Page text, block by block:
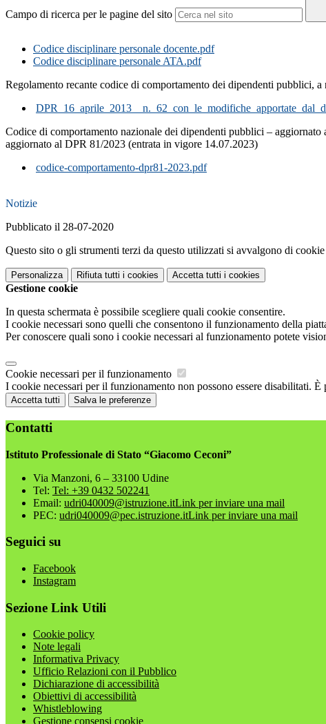
Campo di ricerca per le pagine del sito
Codice disciplinare personale docente.pdf
Codice disciplinare personale ATA.pdf
Regolamento recante codice di comportamento dei dipendenti pubblici,
Codice di comportamento nazionale dei dipendenti pubblici –
aggiornato al DPR 81/2023 (entrata in vigore 14.07.2023)
codice-comportamento-dpr81-2023.pdf
Notizie
Pubblicato il 28-07-2020
Questo sito o gli strumenti terzi da questo utilizzati si avvalgono di
Personalizza Rifiuta tutti i cookies Accetta tutti i cookies
Gestione cookie
In questa schermata è possibile scegliere quali cookie consentire.
I cookie necessari sono quelli che consentono il funzionamento della
Per conoscere quali sono i cookie necessari al funzionamento potete
Cookie necessari per il funzionamento
I cookie necessari per il funzionamento non possono essere disabilitati.
Accetta tutti Salva le preferenze
Contatti
Istituto Professionale di Stato “Giacomo Ceconi”
Via Manzoni, 6 – 33100 Udine
Tel: Tel: +39 0432 502241
Email: udri040009@istruzione.itLink per inviare una mail
PEC: udri040009@pec.istruzione.itLink per inviare una mail
Seguici su
Facebook
Instagram
Sezione Link Utili
Cookie policy
Note legali
Informativa Privacy
Ufficio Relazioni con il Pubblico
Dichiarazione di accessibilità
Obiettivi di accessibilità
Whistleblowing
Gestione consensi cookie